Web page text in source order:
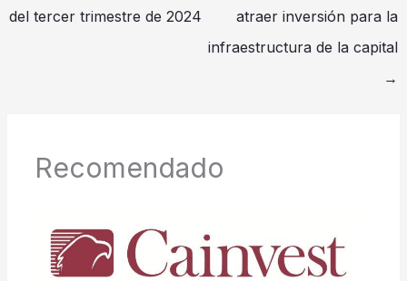
del tercer trimestre de 2024
atraer inversión para la
infraestructura de la capital
→
Recomendado